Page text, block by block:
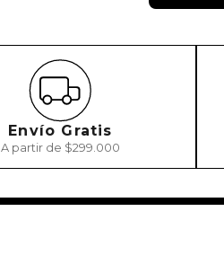
Envío Gratis
A partir de $299.000